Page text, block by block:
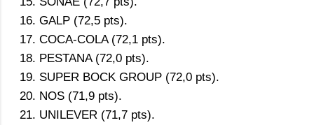
GALP (72,5 pts).
COCA-COLA (72,1 pts).
PESTANA (72,0 pts).
SUPER BOCK GROUP (72,0 pts).
NOS (71,9 pts).
UNILEVER (71,7 pts).